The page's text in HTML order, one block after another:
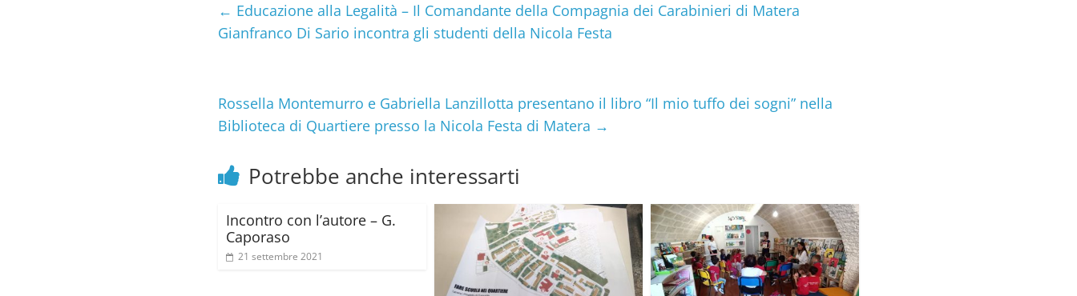
← Educazione alla Legalità – Il Comandante della Compagnia dei Carabinieri di Matera
Gianfranco Di Sario incontra gli studenti della Nicola Festa
Rossella Montemurro e Gabriella Lanzillotta presentano il libro “Il mio tuffo dei sogni” nella
Biblioteca di Quartiere presso la Nicola Festa di Matera →
Potrebbe anche interessarti
Incontro con l’autore – G.
Caporaso
21 settembre 2021